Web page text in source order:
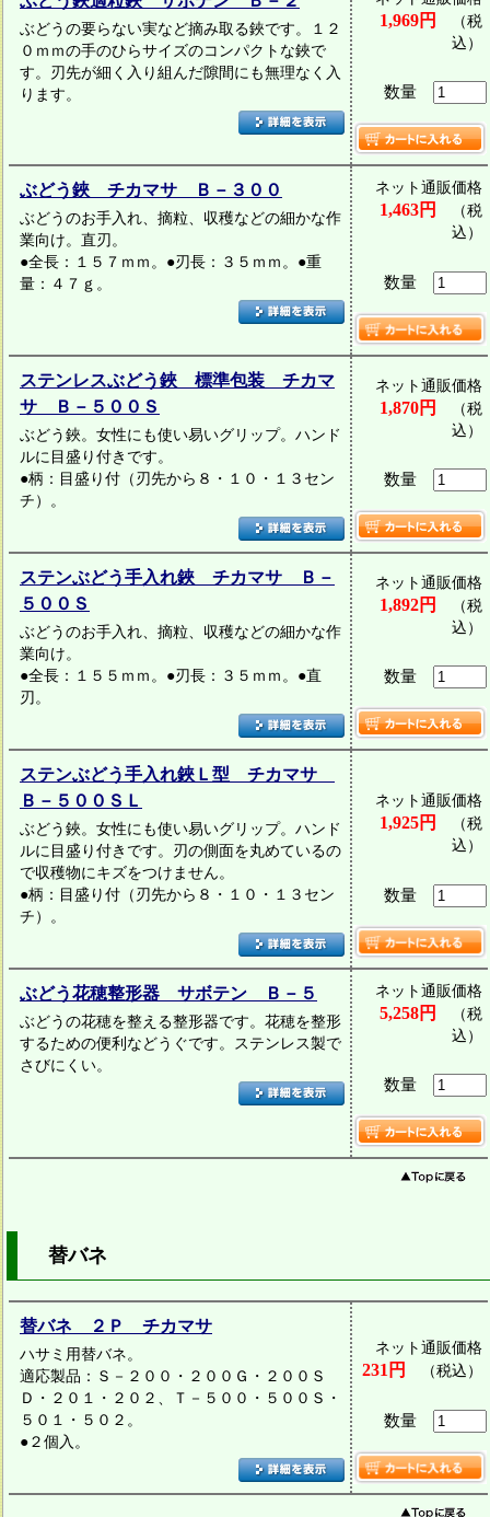
ぶどうの要らない実など摘み取る鋏です。１２
０ｍｍの手のひらサイズのコンパクトな鋏で
す。刃先が細く入り組んだ隙間にも無理なく入
ります。
1,969円
（税
込）
数量
ぶどう鋏 チカマサ Ｂ－３００
ぶどうのお手入れ、摘粒、収穫などの細かな作
業向け。直刃。
●全長：１５７ｍｍ。●刃長：３５ｍｍ。●重
量：４７ｇ。
ネット通販価格
1,463円
（税
込）
数量
ステンレスぶどう鋏 標準包装 チカマ
サ Ｂ－５００Ｓ
ぶどう鋏。女性にも使い易いグリップ。ハンド
ルに目盛り付きです。
●柄：目盛り付（刃先から８・１０・１３セン
チ）。
ネット通販価格
1,870円
（税
込）
数量
ステンぶどう手入れ鋏 チカマサ Ｂ－
５００Ｓ
ぶどうのお手入れ、摘粒、収穫などの細かな作
業向け。
●全長：１５５ｍｍ。●刃長：３５ｍｍ。●直
刃。
ネット通販価格
1,892円
（税
込）
数量
ステンぶどう手入れ鋏Ｌ型 チカマサ
Ｂ－５００ＳＬ
ぶどう鋏。女性にも使い易いグリップ。ハンド
ルに目盛り付きです。刃の側面を丸めているの
で収穫物にキズをつけません。
●柄：目盛り付（刃先から８・１０・１３セン
チ）。
ネット通販価格
1,925円
（税
込）
数量
ぶどう花穂整形器 サボテン Ｂ－５
ぶどうの花穂を整える整形器です。花穂を整形
するための便利などうぐです。ステンレス製で
さびにくい。
ネット通販価格
5,258円
（税
込）
数量
替バネ
替バネ ２Ｐ チカマサ
ハサミ用替バネ。
適応製品：Ｓ－２００・２００Ｇ・２００Ｓ
Ｄ・２０１・２０２、Ｔ－５００・５００Ｓ・
５０１・５０２。
●２個入。
ネット通販価格
231円 （税込）
数量